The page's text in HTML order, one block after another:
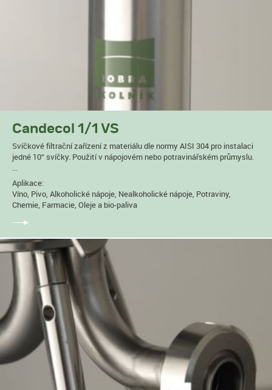
Candecol 1/1 VS
Svíčkové filtrační zařízení z materiálu dle normy AISI 304 pro instalaci
jedné 10“ svíčky. Použití v nápojovém nebo potravinářském průmyslu.
Aplikace:
Víno, Pivo, Alkoholické nápoje, Nealkoholické nápoje, Potraviny,
Chemie, Farmacie, Oleje a bio-paliva